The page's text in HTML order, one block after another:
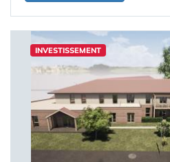
INVESTISSEMENT